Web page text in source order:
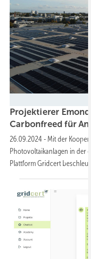
Projektierer
Carbonfreed für
26.09.2024 - Mit der
Photovoltaikanlagen in der
Plattform Gridcert